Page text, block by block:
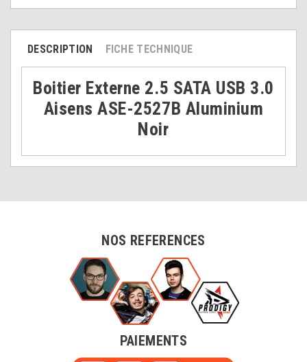
DESCRIPTION FICHE TECHNIQUE
Boitier Externe 2.5 SATA USB 3.0
Aisens ASE-2527B Aluminium
Noir
NOS REFERENCES
PAIEMENTS